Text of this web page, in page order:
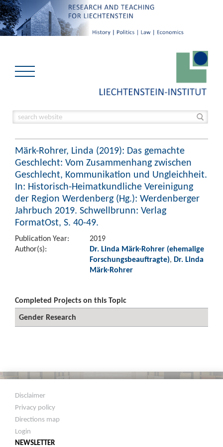
Märk-Rohrer, Linda (2019): Das gemachte
Geschlecht: Vom Zusammenhang zwischen
Geschlecht, Kommunikation und Ungleichheit.
In: Historisch-Heimatkundliche Vereinigung
der Region Werdenberg (Hg.): Werdenberger
Jahrbuch 2019. Schwellbrunn: Verlag
FormatOst, S. 40-49.
Publication Year:
2019
Author(s):
Dr. Linda Märk-Rohrer (ehemalige
Forschungsbeauftragte), Dr. Linda
Märk-Rohrer
Completed Projects on this Topic
Gender Research
Disclaimer
Privacy policy
Directions map
Login
NEWSLETTER